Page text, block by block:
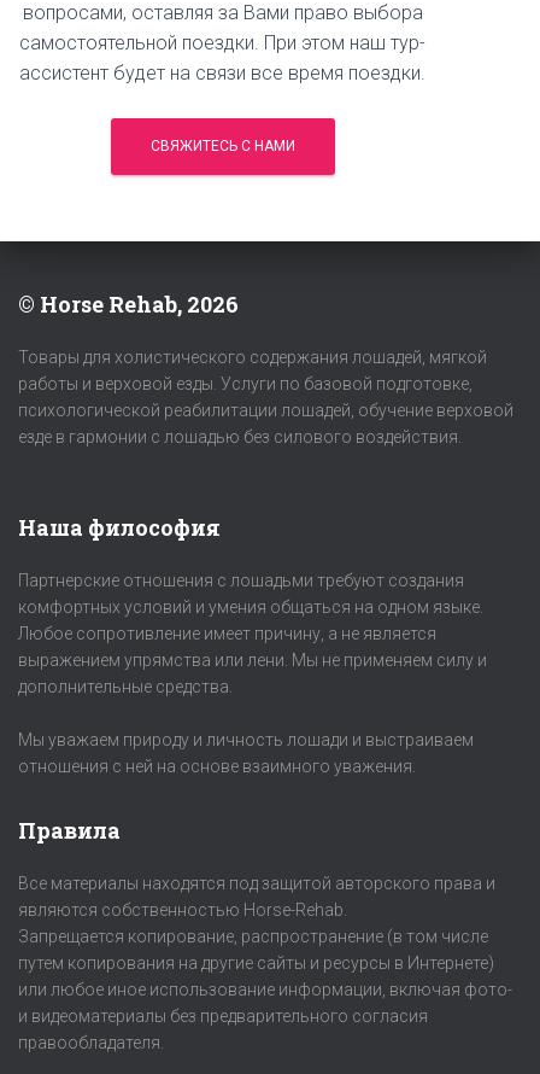
вопросами, оставляя за Вами право выбора
самостоятельной поездки. При этом наш тур-
ассистент будет на связи все время поездки.
СВЯЖИТЕСЬ С НАМИ
© Horse Rehab, 2026
Товары для холистического содержания лошадей, мягкой
работы и верховой езды. Услуги по базовой подготовке,
психологической реабилитации лошадей, обучение верховой
езде в гармонии с лошадью без силового воздействия.
Наша философия
Партнерские отношения с лошадьми требуют создания
комфортных условий и умения общаться на одном языке.
Любое сопротивление имеет причину, а не является
выражением упрямства или лени. Мы не применяем силу и
дополнительные средства.
Мы уважаем природу и личность лошади и выстраиваем
отношения с ней на основе взаимного уважения.
Правила
Все материалы находятся под защитой авторского права и
являются собственностью Horse-Rehab.
Запрещается копирование, распространение (в том числе
путем копирования на другие сайты и ресурсы в Интернете)
или любое иное использование информации, включая фото-
и видеоматериалы без предварительного согласия
правообладателя.